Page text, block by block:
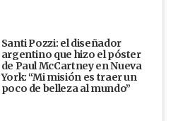
Santi Pozzi: el diseñador
argentino que hizo el póster
de Paul McCartney en Nueva
York: “Mi misión es traer un
poco de belleza al mundo”